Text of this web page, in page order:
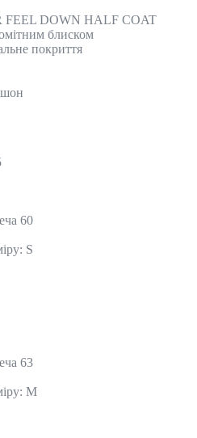
FEEL DOWN HALF COAT
блиском
покриття
60
S
63
M